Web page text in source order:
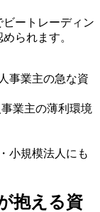
ビートレーディン
られます。
事業主の急な資
業主の薄利環境
小規模法人にも
抱える資